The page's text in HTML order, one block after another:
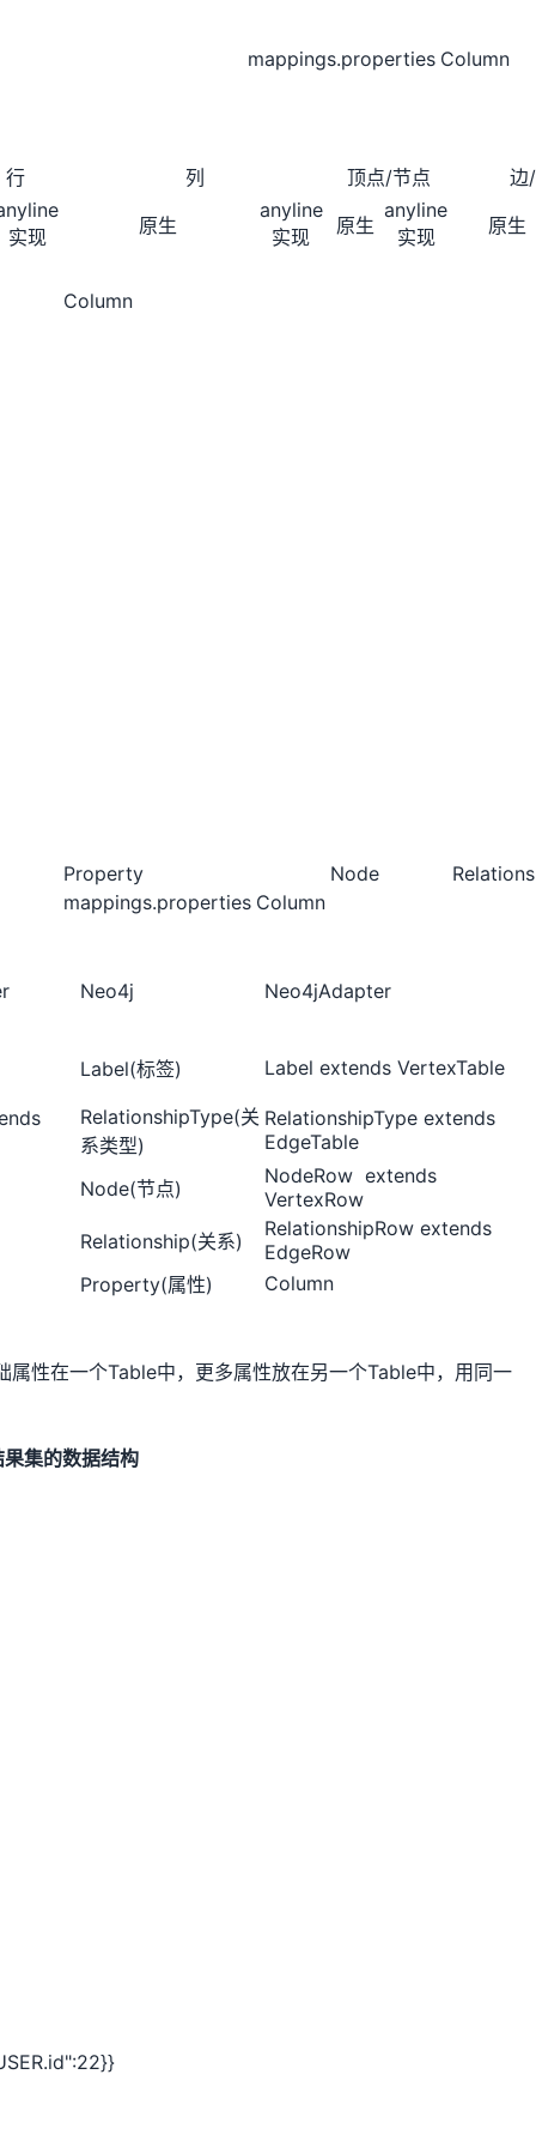
mappings.properties Column
行 列 顶点/节点
边
实现
原生
anyline
实现
原生
anyline
实现
原生
Column
Property Node
mappings.properties Column
Neo4j
Neo4jAdapter
Label(标签) Label extends VertexTable
RelationshipType(关
系类型)
RelationshipType extends
EdgeTable
Node(节点)
NodeRow extends
VertexRow
Relationship(关系)
RelationshipRow extends
EdgeRow
Property(属性)
Column
性在一个Table中，更多属性放在另一个Table中，用同一
集的数据结构